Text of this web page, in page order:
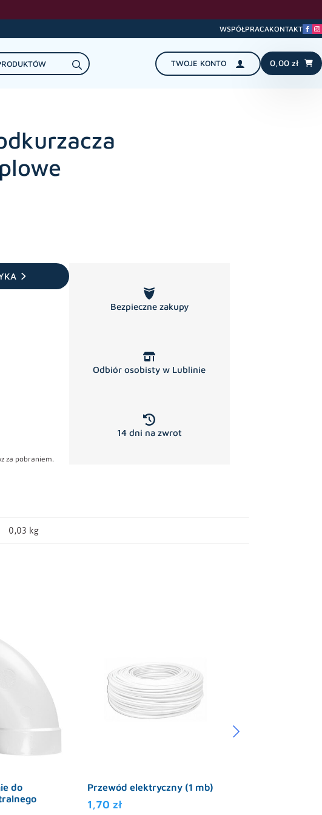
WSPÓŁPRACAKONTAKT
Search
for:
TWOJE KONTO 0,00 zł
za pobraniem.
Bezpieczne zakupy
Odbiór osobisty w Lublinie
14 dni na zwrot
0,03 kg
do
Przewód elektryczny (1 mb)
1,70 zł